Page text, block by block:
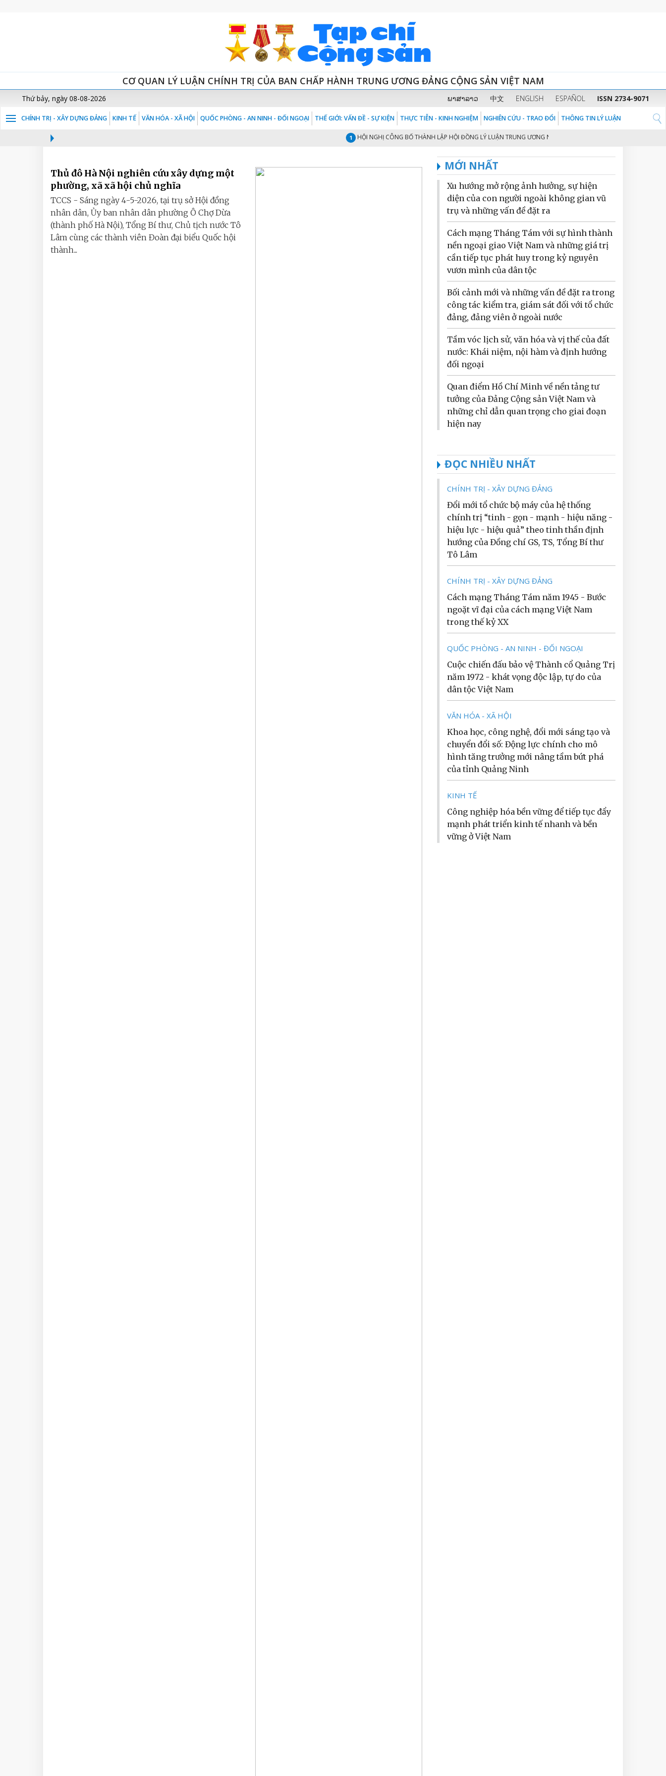
CƠ QUAN LÝ LUẬN CHÍNH TRỊ CỦA BAN CHẤP HÀNH TRUNG ƯƠNG ĐẢNG CỘNG SẢN VIỆT NAM
Thứ bảy, ngày 08-08-2026 ພາສາລາວ 中文 ENGLISH ESPAÑOL ISSN 2734-9071
CHÍNH TRỊ - XÂY DỰNG ĐẢNG KINH TẾ VĂN HÓA - XÃ HỘI QUỐC PHÒNG - AN NINH - ĐỐI NGOẠI THẾ GIỚI: VẤN ĐỀ - SỰ KIỆN THỰC TIỄN - KINH NGHIỆM NGHIÊN CỨU - TRAO ĐỔI THÔNG TIN LÝ LUẬN
HỘI NGHỊ CÔNG BỐ THÀNH LẬP HỘI ĐỒNG LÝ LUẬN TRUNG ƯƠNG NHIỆM KỲ 2026 - 2031
Thủ đô Hà Nội nghiên cứu xây dựng một
phường, xã xã hội chủ nghĩa
TCCS - Sáng ngày 4-5-2026, tại trụ sở Hội đồng
nhân dân, Ủy ban nhân dân phường Ô Chợ Dừa
(thành phố Hà Nội), Tổng Bí thư, Chủ tịch nước Tô
Lâm cùng các thành viên Đoàn đại biểu Quốc hội
thành...
MỚI NHẤT
Xu hướng mở rộng ảnh hưởng, sự hiện
diện của con người ngoài không gian vũ
trụ và những vấn đề đặt ra
Cách mạng Tháng Tám với sự hình thành
nền ngoại giao Việt Nam và những giá trị
cần tiếp tục phát huy trong kỷ nguyên
vươn mình của dân tộc
Bối cảnh mới và những vấn đề đặt ra trong
công tác kiểm tra, giám sát đối với tổ chức
đảng, đảng viên ở ngoài nước
Tầm vóc lịch sử, văn hóa và vị thế của đất
nước: Khái niệm, nội hàm và định hướng
đối ngoại
Quan điểm Hồ Chí Minh về nền tảng tư
tưởng của Đảng Cộng sản Việt Nam và
những chỉ dẫn quan trọng cho giai đoạn
hiện nay
ĐỌC NHIỀU NHẤT
CHÍNH TRỊ - XÂY DỰNG ĐẢNG
Đổi mới tổ chức bộ máy của hệ thống
chính trị “tinh - gọn - mạnh - hiệu năng -
hiệu lực - hiệu quả” theo tinh thần định
hướng của Đồng chí GS, TS, Tổng Bí thư
Tô Lâm
CHÍNH TRỊ - XÂY DỰNG ĐẢNG
Cách mạng Tháng Tám năm 1945 - Bước
ngoặt vĩ đại của cách mạng Việt Nam
trong thế kỷ XX
QUỐC PHÒNG - AN NINH - ĐỐI NGOẠI
Cuộc chiến đấu bảo vệ Thành cổ Quảng Trị
năm 1972 - khát vọng độc lập, tự do của
dân tộc Việt Nam
VĂN HÓA - XÃ HỘI
Khoa học, công nghệ, đổi mới sáng tạo và
chuyển đổi số: Động lực chính cho mô
hình tăng trưởng mới nâng tầm bứt phá
của tỉnh Quảng Ninh
KINH TẾ
Công nghiệp hóa bền vững để tiếp tục đẩy
mạnh phát triển kinh tế nhanh và bền
vững ở Việt Nam